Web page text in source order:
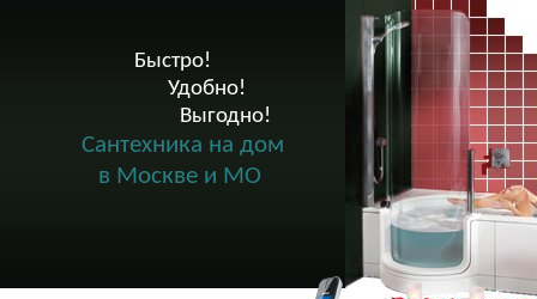
Быстро!
              Удобно!
                      Выгодно!
Сантехника на дом
в Москве и МО